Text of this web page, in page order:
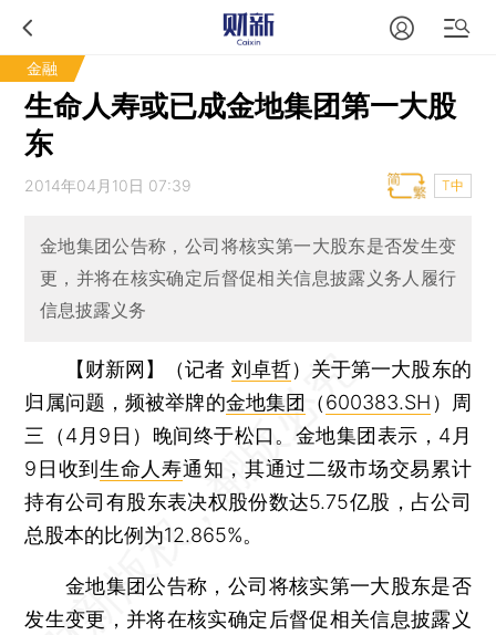
金融
生命人寿或已成金地集团第一大股
东
2014年04月10日 07:39 T中
金地集团公告称，公司将核实第一大股东是否发生变
更，并将在核实确定后督促相关信息披露义务人履行
信息披露义务
【财新网】（记者 刘卓哲） 关于第一大股东的
归属问题，频被举牌的金地集团 （600383.SH ）周
三（4月9日）晚间终于松口。金地集团表示，4月
9日收到生命人寿通知，其通过二级市场交易累计
持有公司有股东表决权股份数达5.75亿股，占公司
总股本的比例为12.865%。
金地集团公告称，公司将核实第一大股东是否
发生变更，并将在核实确定后督促相关信息披露义